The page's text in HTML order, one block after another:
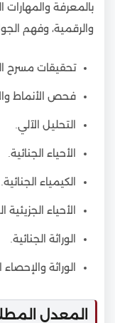
بالمعرفة والمهارات
والرقمية، وفهم
تحقيقات مسرح
فحص الأنماط
التحليل الآلي.
الأحياء الجنائية.
الكيمياء الجنائية.
الأحياء الجزيئية
الوراثة الجنائية.
الوراثة
المعدل